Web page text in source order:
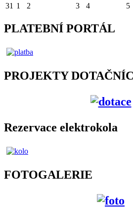
31 1 2 3 4 5
PLATEBNÍ PORTÁL
PROJEKTY
Rezervace elektrokola
FOTOGALERIE